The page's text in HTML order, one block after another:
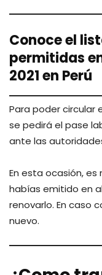
Conoce el
permitidas
2021 en Perú
Para poder circular
se pedirá el pase
ante las
En esta ocasión,
habías emitido en
renovarlo. En caso
nuevo.